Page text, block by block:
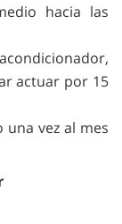
hacia las
actuar por 15
una vez al mes